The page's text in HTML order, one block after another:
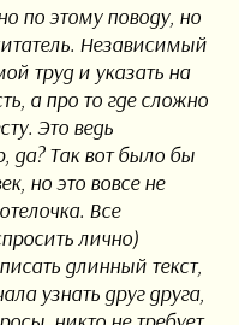
по этому поводу, но
Независимый
труд и указать на
а про то где сложно
Это ведь
да? Так вот было бы
но это вовсе не
Все
лично)
длинный текст,
узнать друг друга,